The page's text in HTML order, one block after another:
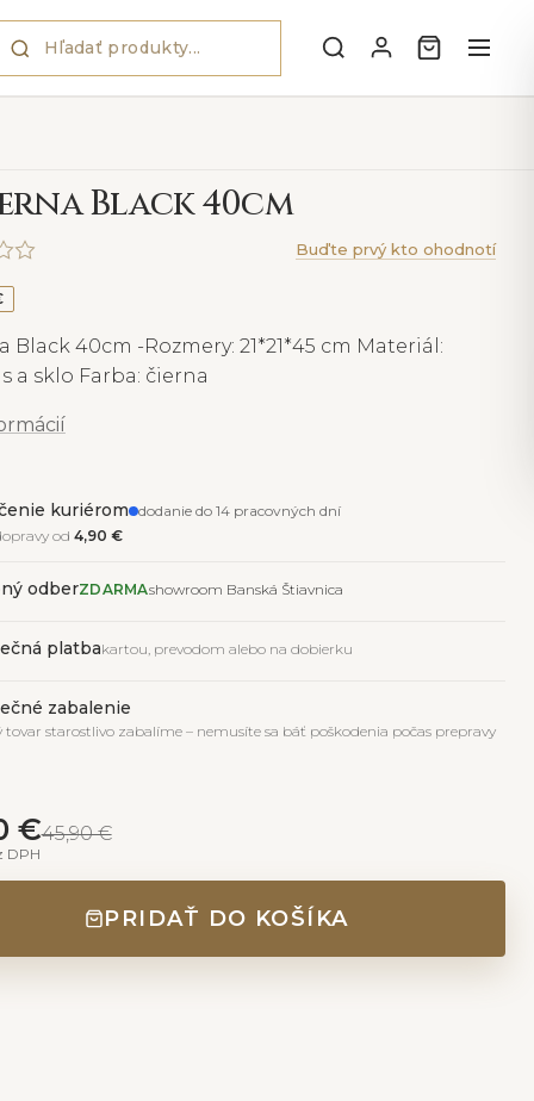
Black 40cm
Buďte prvý kto ohodnotí
Black 40cm -Rozmery: 21*21*45 cm Materiál:
a sklo Farba: čierna
kuriérom dodanie do 14 pracovných dní
od 4,90 €
odberZDARMAshowroom Banská Štiavnica
platbakartou, prevodom alebo na dobierku
zabalenie
tovar starostlivo zabalíme – nemusíte sa báť poškodenia počas prepravy
€45,90 €
DPH
PRIDAŤ DO KOŠÍKA